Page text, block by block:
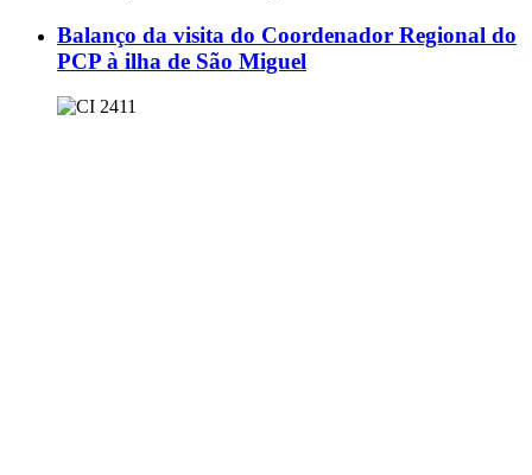
Balanço da visita do Coordenador Regional do
PCP à ilha de São Miguel